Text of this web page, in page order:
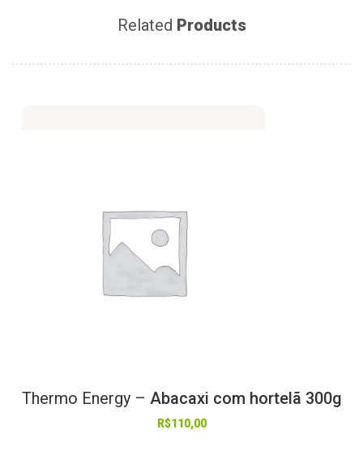
Related Products
Thermo Energy – Abacaxi com hortelã 300g
R$110,00